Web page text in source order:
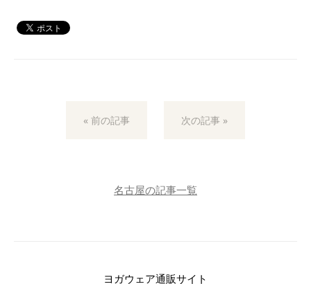
« 前の記事 次の記事 »
名古屋の記事一覧
ヨガウェア通販サイト